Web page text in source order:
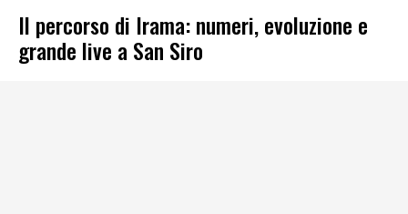
Il percorso di Irama: numeri, evoluzione e
grande live a San Siro